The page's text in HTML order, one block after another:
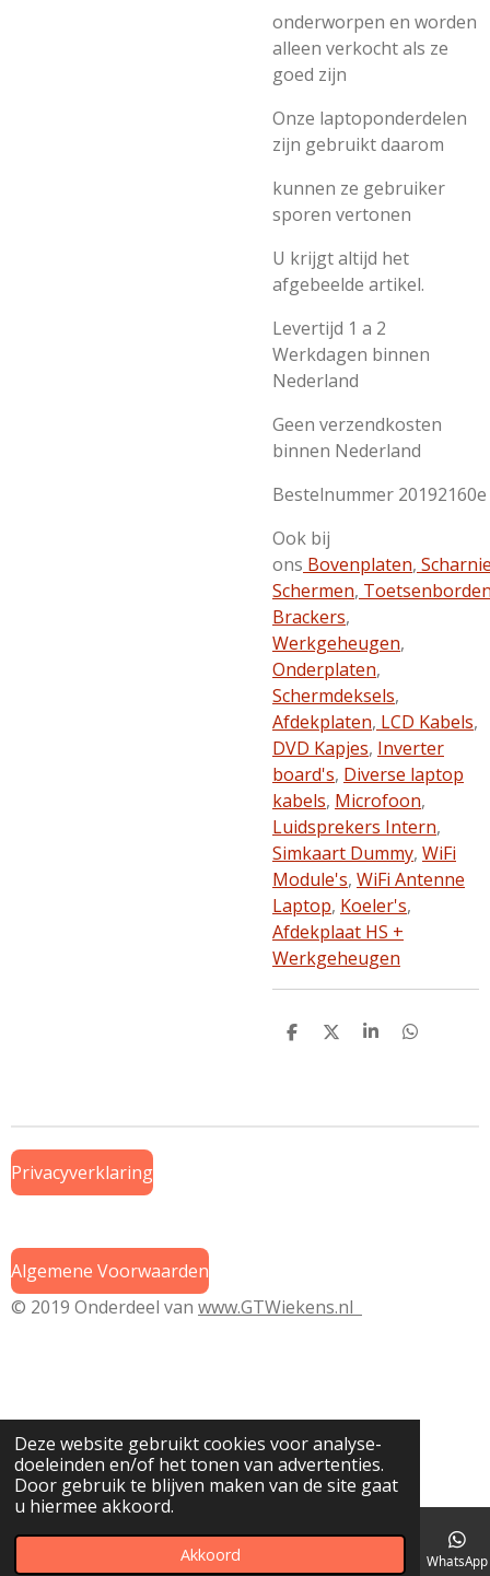
Deze website gebruikt cookies voor analyse-
doeleinden en/of het tonen van advertenties.
Door gebruik te blijven maken van de site gaat
u hiermee akkoord.
Akkoord
onderworpen en worden
alleen verkocht als ze
goed zijn
Onze laptoponderdelen
zijn gebruikt daarom
kunnen ze gebruiker
sporen vertonen
U krijgt altijd het
afgebeelde artikel.
Levertijd 1 a 2
Werkdagen binnen
Nederland
Geen verzendkosten
binnen Nederland
Bestelnummer 20192160e
Ook bij
ons Bovenplaten,
Schermen,
Brackers,
Werkgeheugen,
Onderplaten,
Schermdeksels,
Afdekplaten, LCD Kabels,
DVD Kapjes, Inverter
board's, Diverse laptop
kabels, Microfoon,
Luidsprekers Intern,
Simkaart Dummy, WiFi
Module's, WiFi Antenne
Laptop, Koeler's,
Afdekplaat HS +
Werkgeheugen
D
D
S
D
Privacyverklaring
Algemene Voorwaarden
© 2019 Onderdeel van www.GTWiekens.nl
Telefoonnummer WhatsApp